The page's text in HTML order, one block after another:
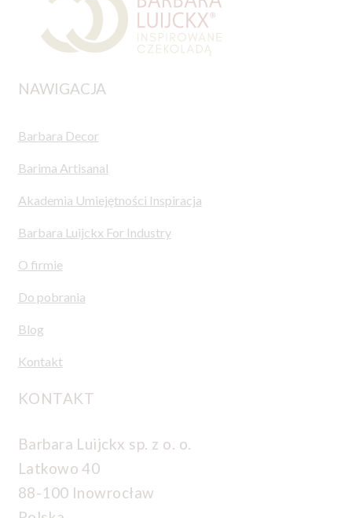
NAWIGACJA
Barbara Decor
Barima Artisanal
Akademia Umiejętności Inspiracja
Barbara Luijckx For Industry
O firmie
Do pobrania
Blog
Kontakt
KONTAKT
Barbara Luijckx sp. z o. o.
Latkowo 40
88-100 Inowrocław